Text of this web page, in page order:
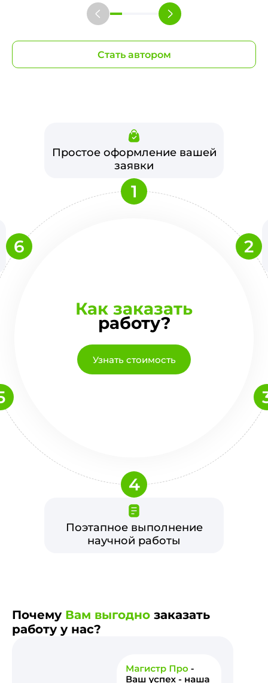
Стать автором
Как заказать
работу?
Узнать стоимость
Простое оформление вашей
заявки
1
2
Поэтапное выполнение
научной работы
4
6
Почему Вам выгодно заказать
работу у нас?